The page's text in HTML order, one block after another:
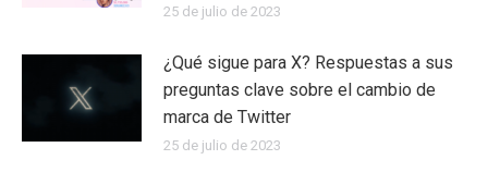
25 de julio de 2023
¿Qué sigue para X? Respuestas a sus
preguntas clave sobre el cambio de
marca de Twitter
25 de julio de 2023